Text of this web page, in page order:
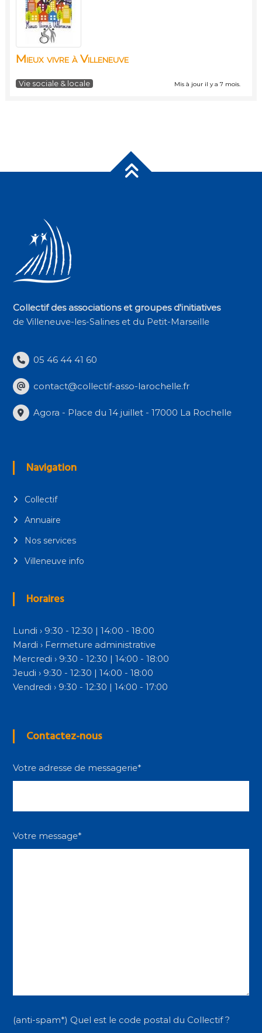
Mieux vivre à Villeneuve
Vie sociale & locale Mis à jour il y a 7 mois.
Collectif des associations et groupes d'initiatives
de Villeneuve-les-Salines et du Petit-Marseille
05 46 44 41 60
contact@collectif-asso-larochelle.fr
Agora - Place du 14 juillet - 17000 La Rochelle
Navigation
Collectif
Annuaire
Nos services
Villeneuve info
Horaires
Lundi › 9:30 - 12:30 | 14:00 - 18:00
Mardi › Fermeture administrative
Mercredi › 9:30 - 12:30 | 14:00 - 18:00
Jeudi › 9:30 - 12:30 | 14:00 - 18:00
Vendredi › 9:30 - 12:30 | 14:00 - 17:00
Contactez-nous
Votre adresse de messagerie*
Votre message*
(anti-spam*) Quel est le code postal du Collectif ?